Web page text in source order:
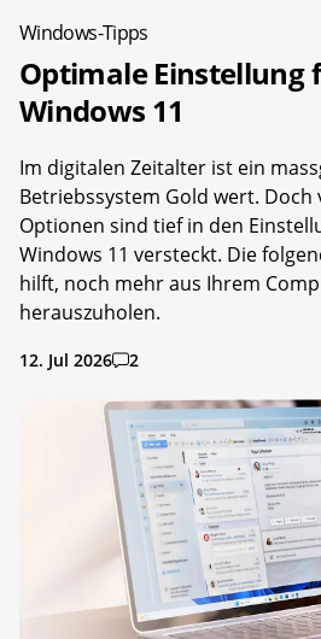
Windows-Tipps
Optimale Einstellung
Windows 11
Im digitalen Zeitalter ist ein
Betriebssystem Gold wert. Doch
Optionen sind tief in den
Windows 11 versteckt. Die
hilft, noch mehr aus Ihrem
herauszuholen.
12. Jul 2026 2